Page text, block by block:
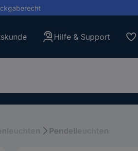
Hilfe & Support
Pendelleuchten